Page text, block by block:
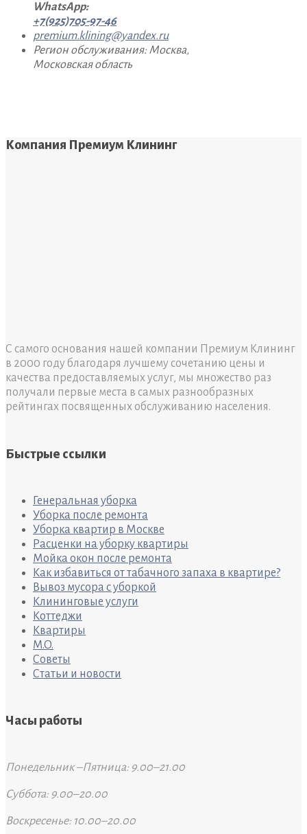
WhatsApp:
+7(925)705-97-46
premium.klining@yandex.ru
Регион обслуживания: Москва,
Московская область
Компания Премиум Клининг
С самого основания нашей компании Премиум Клининг
в 2000 году благодаря лучшему сочетанию цены и
качества предоставляемых услуг, мы множество раз
получали первые места в самых разнообразных
рейтингах посвященных обслуживанию населения.
Быстрые ссылки
Генеральная уборка
Уборка после ремонта
Уборка квартир в Москве
Расценки на уборку квартиры
Мойка окон после ремонта
Как избавиться от табачного запаха в квартире?
Вывоз мусора с уборкой
Клининговые услуги
Коттеджи
Квартиры
M.O.
Советы
Статьи и новости
Часы работы
Понедельник –Пятница: 9.00–21.00
Суббота: 9.00–20.00
Воскресенье: 10.00–20.00